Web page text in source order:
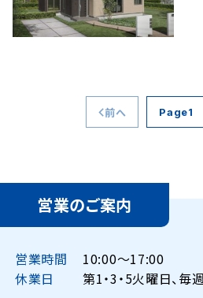
前へ 1
営業のご案内
営業時間
10:00〜17:00
休業日
第1・3・5火曜日、毎